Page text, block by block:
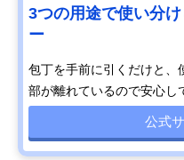
3つの用途で使い分
ー
包丁を手前に引くだけと、
部が離れているので安心し
公式